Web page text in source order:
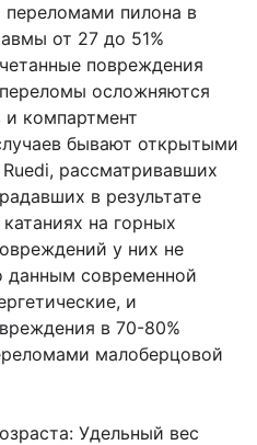
переломами пилона в
от 27 до 51%
повреждения
осложняются
компартмент
бывают открытыми
рассматривавших
в результате
на горных
у них не
современной
и
в 70-80%
малоберцовой
Удельный вес